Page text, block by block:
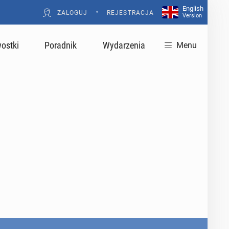
ZALOGUJ • REJESTRACJA
English
Version
Poradnik Wydarzenia Menu